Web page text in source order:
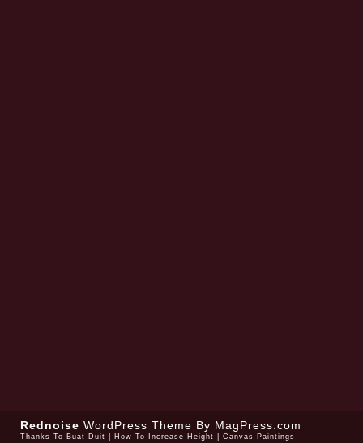
Rednoise WordPress Theme By MagPress.com
Thanks To Buat Duit How To Increase Height Canvas Paintings